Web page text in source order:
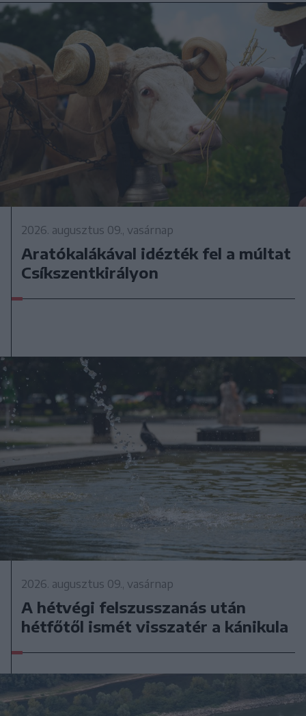
2026. augusztus 09., vasárnap
Aratókalákával idézték fel a múltat
Csíkszentkirályon
2026. augusztus 09., vasárnap
A hétvégi felszusszanás után
hétfőtől ismét visszatér a kánikula